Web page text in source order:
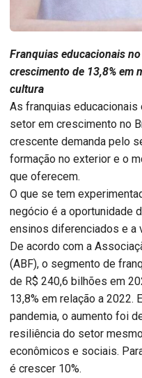
Franquias educacionais
crescimento de 13,8% em
cultura
As franquias
setor em crescimento no
crescente demanda pelo
formação no exterior e o
que oferecem.
O que se tem
negócio é a oportunidade
ensinos diferenciados e a
De acordo com a
(ABF), o segmento de
de R$ 240,6 bilhões em
13,8% em relação a 2022.
pandemia, o aumento foi
resiliência do setor
econômicos e sociais.
é crescer 10%.